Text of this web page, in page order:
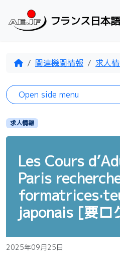
フランス日本
Home関連機関情報 求人
求人情報
Les Cours
Paris
japonais [要ロ
2025年09月25日
Open side menu